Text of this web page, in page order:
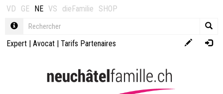
VD GE NE VS dieFamilie SHOP
Expert | Avocat | Tarifs Partenaires